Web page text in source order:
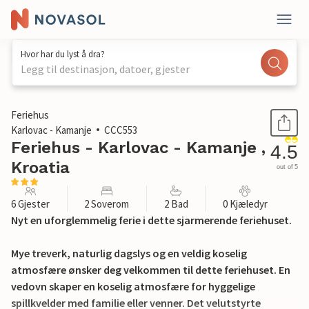
Hvor har du lyst å dra?
Legg til destinasjon, datoer, gjester
1 / 36
Feriehus
Karlovac - Kamanje
CCC553
Feriehus - Karlovac - Kamanje ,
Kroatia
4.5
out of 5
6 Gjester 2 Soverom 2 Bad 0 Kjæledyr
Nyt en uforglemmelig ferie i dette sjarmerende feriehuset.
Mye treverk, naturlig dagslys og en veldig koselig
atmosfære ønsker deg velkommen til dette feriehuset. En
vedovn skaper en koselig atmosfære for hyggelige
spillkvelder med familie eller venner. Det velutstyrte